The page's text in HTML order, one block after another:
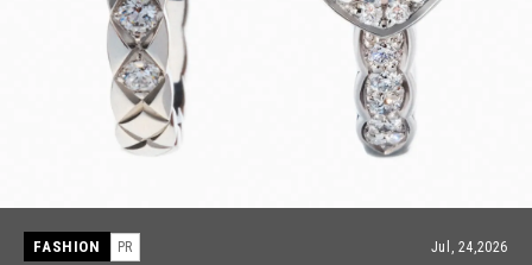
FASHION PR Jul, 15,2026